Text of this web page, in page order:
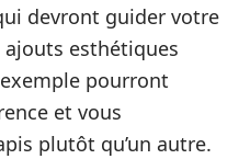
devront guider votre
esthétiques
pourront
et vous
plutôt qu’un autre.